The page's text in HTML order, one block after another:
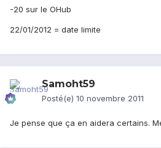
-20 sur le OHub
22/01/2012 = date limite
Samoht59
Posté(e) 10 novembre 2011
Je pense que ça en aidera certains.